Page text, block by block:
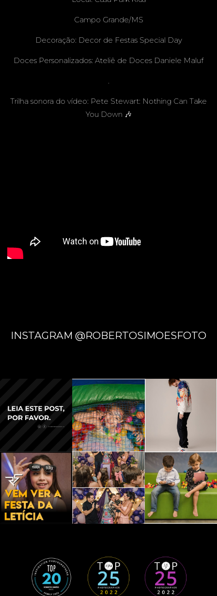
Campo Grande/MS
Decoração: Decor de Festas Special Day
Doces Personalizados: Ateliê de Doces Daniele Maluf
.
Trilha sonora do vídeo: Pete Stewart: Nothing Can Take
You Down 🎶
INSTAGRAM @ROBERTOSIMOESFOTO